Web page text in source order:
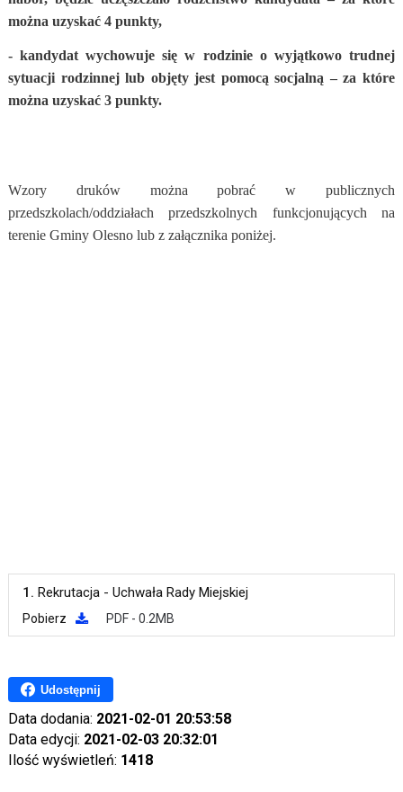
można uzyskać 4 punkty,
- kandydat wychowuje się w rodzinie o wyjątkowo trudnej
sytuacji rodzinnej lub objęty jest pomocą socjalną – za które
można uzyskać 3 punkty.
Wzory druków można pobrać w publicznych
przedszkolach/oddziałach przedszkolnych funkcjonujących na
terenie Gminy Olesno lub z załącznika poniżej.
1. Rekrutacja - Uchwała Rady Miejskiej
Pobierz PDF - 0.2MB
Udostępnij
Data dodania: 2021-02-01 20:53:58
Data edycji: 2021-02-03 20:32:01
Ilość wyświetleń: 1418